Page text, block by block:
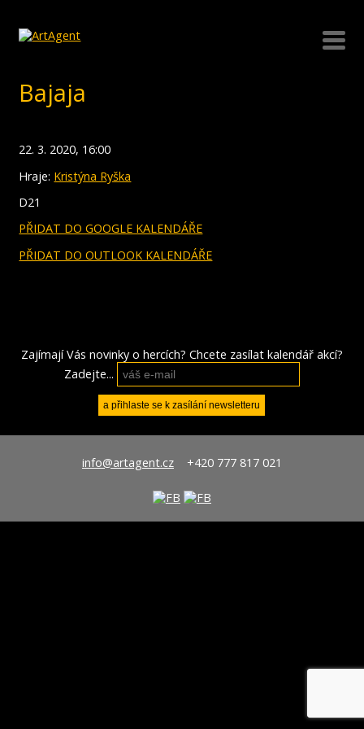
Bajaja
22. 3. 2020, 16:00
Hraje: Kristýna Ryška
D21
PŘIDAT DO GOOGLE KALENDÁŘE
PŘIDAT DO OUTLOOK KALENDÁŘE
Zajímají Vás novinky o hercích? Chcete zasílat kalendář akcí?
Zadejte...
info@artagent.cz+420 777 817 021